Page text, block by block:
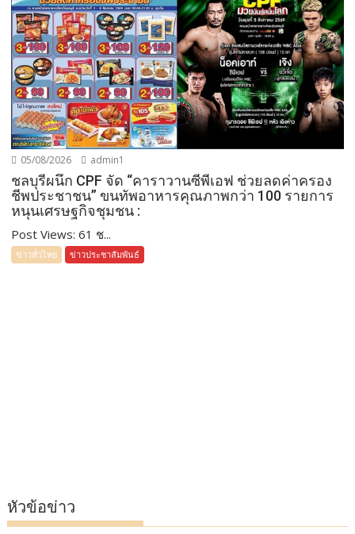
05/08/2026 admin1
ชลบุรีผนึก CPF จัด “คาราวานซีพีเอฟ ช่วยลดค่าครอง
ชีพประชาชน” ขนทัพอาหารคุณภาพกว่า 100 รายการ
หนุนเศรษฐกิจชุมชน :
Post Views: 61 ช...
ข่าวทั่วไทย ข่าวประชาสัมพันธ์
หัวข้อข่าว